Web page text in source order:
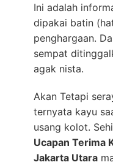
Ini adalah
dipakai batin
penghargaan.
sempat
agak nista.
Akan Tetapi
ternyata kayu
usang kolot.
Ucapan Terima
Jakarta Utara